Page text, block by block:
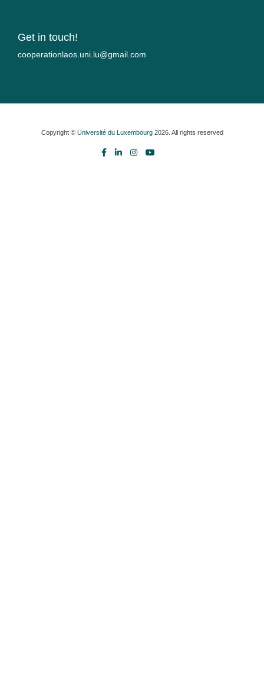
Get in touch!
moc.liamg@ul.inu.soalnoitarepooc
Copyright © Université du Luxembourg2026. All rights reserved